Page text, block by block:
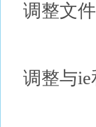
调整文
调整与ie